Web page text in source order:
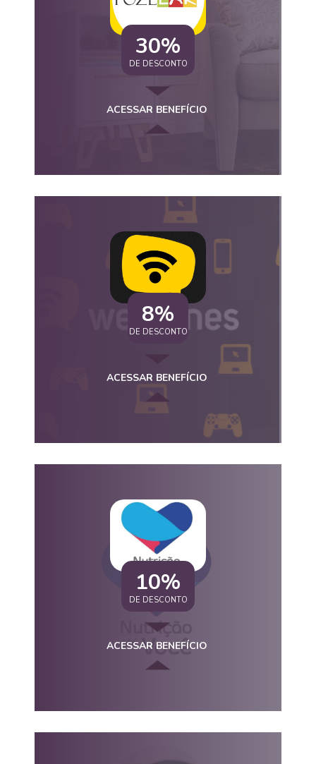
30%
DE DESCONTO
ACESSAR BENEFÍCIO
8%
DE DESCONTO
ACESSAR BENEFÍCIO
10%
DE DESCONTO
ACESSAR BENEFÍCIO